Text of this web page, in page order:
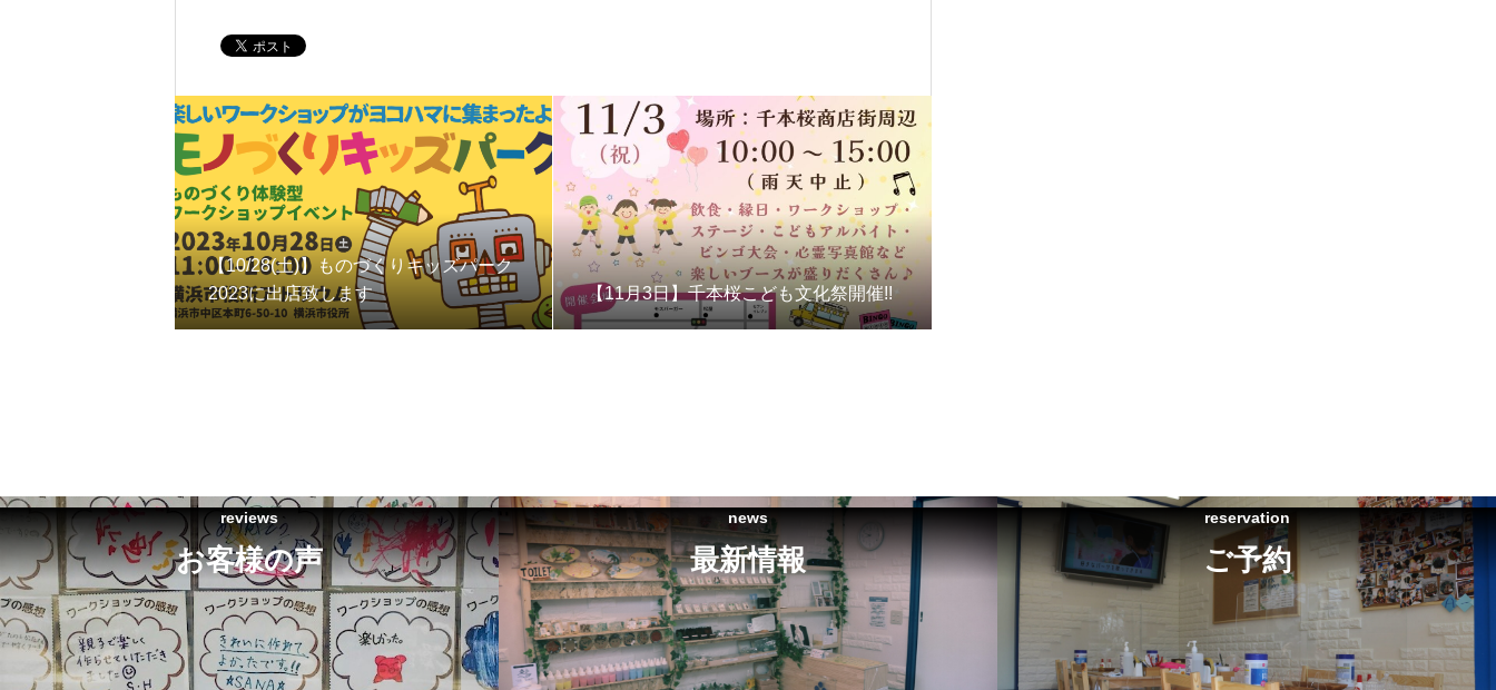
【10/28(土)】ものづくりキッズパーク
2023に出店致します
【11月3日】千本桜こども文化祭開催!!
reviews
お客様の声
news
最新情報
reservation
ご予約